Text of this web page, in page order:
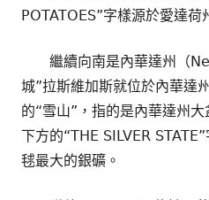
POTATOES”字樣源於愛達荷
繼續向南是內華達州（
城”拉斯維加斯就位於內華達
的“雪山”，指的是內華達州
下方的“THE SILVER
毬最大的銀礦。